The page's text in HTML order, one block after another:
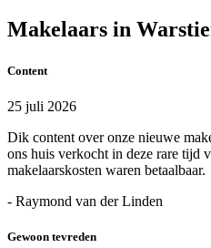
Makelaars in
Content
25 juli 2026
Dik content over onze nieuwe
ons huis verkocht in deze rare tijd
makelaarskosten waren betaalbaar.
- Raymond van der Linden
Gewoon tevreden